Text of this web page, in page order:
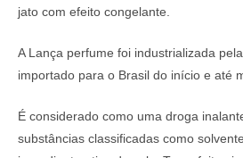
jato com efeito congelante.
A Lança perfume foi industrializada
importado para o Brasil do início e até
É considerado como uma droga
substâncias classificadas como